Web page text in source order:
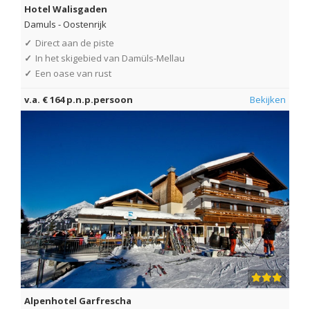
Hotel Walisgaden
Damuls -Oostenrijk
✓ Direct aan de piste
✓ In het skigebied van Damüls-Mellau
✓ Een oase van rust
v.a. € 164 p.n.p.persoon Bekijken
Alpenhotel Garfrescha